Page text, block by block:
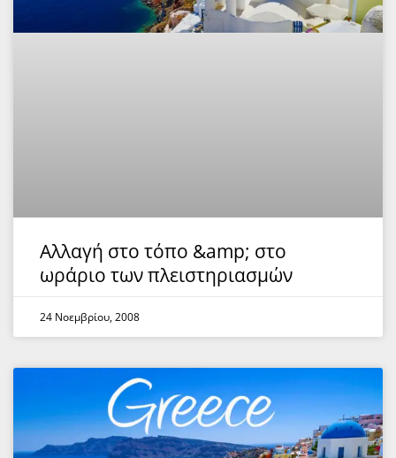
Αλλαγή στο τόπο &amp; στο
ωράριο των πλειστηριασμών
24 Νοεμβρίου, 2008